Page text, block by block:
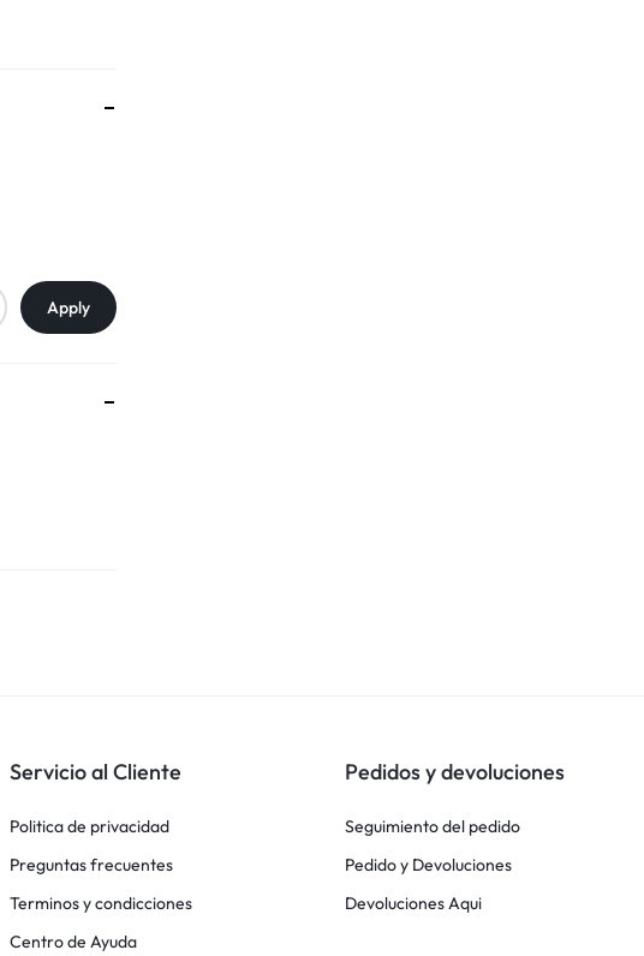
Apply
Servicio al Cliente
Politica de privacidad
Preguntas frecuentes
Terminos y condicciones
Centro de Ayuda
Pedidos y devoluciones
Seguimiento del pedido
Pedido y Devoluciones
Devoluciones Aqui